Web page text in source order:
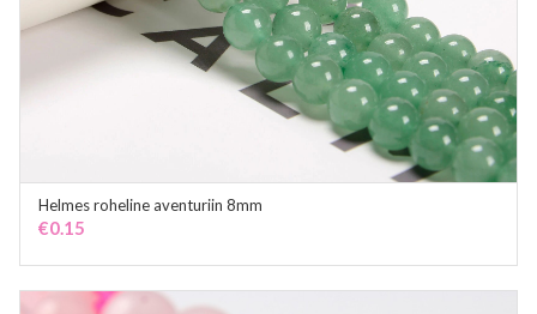
ADD TO CART
Helmes roheline aventuriin 8mm
€0.15